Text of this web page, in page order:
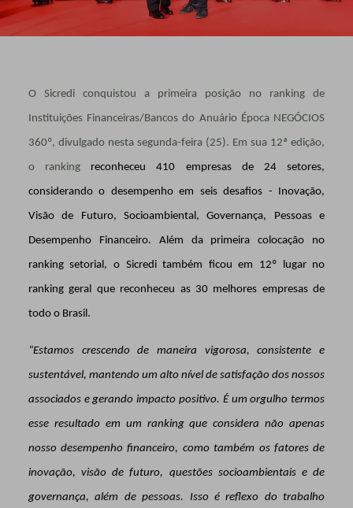
O Sicredi conquistou a primeira posição no ranking de
Instituições Financeiras/Bancos do Anuário Época NEGÓCIOS
360º, divulgado nesta segunda-feira (25). Em sua 12ª edição,
o ranking reconheceu 410 empresas de 24 setores,
considerando o desempenho em seis desafios - Inovação,
Visão de Futuro, Socioambiental, Governança, Pessoas e
Desempenho Financeiro. Além da primeira colocação no
ranking setorial, o Sicredi também ficou em 12º lugar no
ranking geral que reconheceu as 30 melhores empresas de
todo o Brasil.
“Estamos crescendo de maneira vigorosa, consistente e
sustentável, mantendo um alto nível de satisfação dos nossos
associados e gerando impacto positivo. É um orgulho termos
esse resultado em um ranking que considera não apenas
nosso desempenho financeiro, como também os fatores de
inovação, visão de futuro, questões socioambientais e de
governança, além de pessoas. Isso é reflexo do trabalho